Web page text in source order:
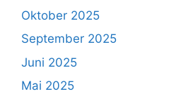
Oktober 2025
September 2025
Juni 2025
Mai 2025